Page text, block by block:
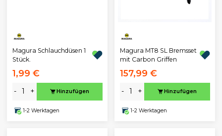
Magura Schlauchdüsen 1
Stück.
1,99 €
- + Hinzufügen
1-2 Werktagen
Magura MT8 SL Bremsset
mit Carbon Griffen
157,99 €
- + Hinzufügen
1-2 Werktagen